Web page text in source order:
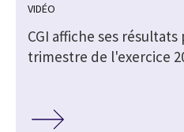
VIDÉO
CGI affiche ses
trimestre de l'exercice